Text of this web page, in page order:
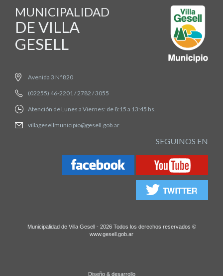
MUNICIPALIDAD
DE VILLA
GESELL
Avenida 3 Nº 820
(02255) 46-2201 / 2782 / 3055
Atención de Lunes a Viernes: de 8:15 a 13:45 hs.
villagesellmunicipio@gesell.gob.ar
SEGUINOS EN
Municipalidad de Villa Gesell - 2026 Todos los derechos reservados ©
www.gesell.gob.ar
Diseño & desarrollo